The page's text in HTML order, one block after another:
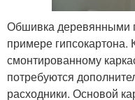
Обшивка деревянными
примере гипсокартона.
смонтированному
потребуются
расходники. Основой